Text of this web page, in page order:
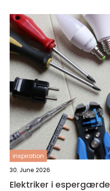
inspiration
30. June 2026
Elektriker i espergærde